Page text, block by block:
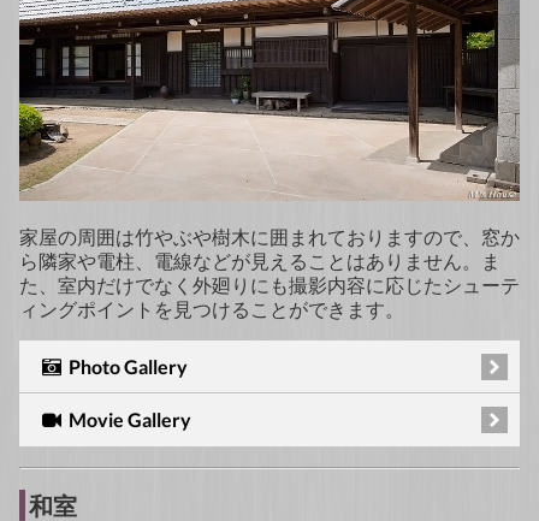
家屋の周囲は竹やぶや樹木に囲まれておりますので、窓か
ら隣家や電柱、電線などが見えることはありません。ま
た、室内だけでなく外廻りにも撮影内容に応じたシューテ
ィングポイントを見つけることができます。
Photo Gallery
Movie Gallery
和室